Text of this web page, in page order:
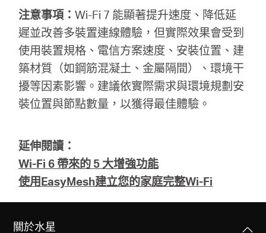
注意事項：Wi-Fi 7 能顯著提升速度、降低延
遲並改善多裝置連線體驗，但實際效果會受到
使用裝置規格、電信方案速度、安裝位置、建
築材質（如鋼筋混凝土、金屬隔間）、環境干
擾等因素影響。建議依實際需求與環境規劃安
裝位置與節點數量，以獲得最佳體驗。
延伸閱讀：
Wi-Fi 6 帶來的 5 大增強功能
使用EasyMesh建立您的家庭完整Wi-Fi
關於水星